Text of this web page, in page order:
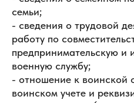
семьи;
- сведения о трудовой
работу по
предпринимательскую и
военную службу;
- отношение к воинской
воинском учете и